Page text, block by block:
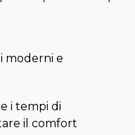
moderni e
i tempi di
il comfort